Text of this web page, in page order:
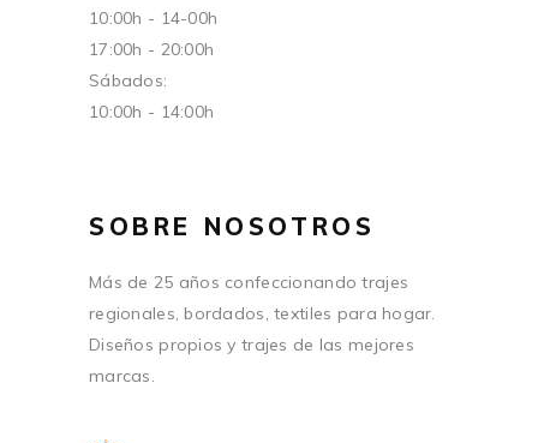
10:00h - 14-00h
17:00h - 20:00h
Sábados:
10:00h - 14:00h
SOBRE NOSOTROS
Más de 25 años confeccionando trajes
regionales, bordados, textiles para hogar.
Diseños propios y trajes de las mejores
marcas.